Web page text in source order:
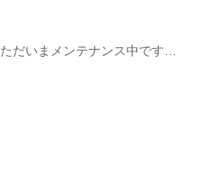
ただいまメンテナンス中です…